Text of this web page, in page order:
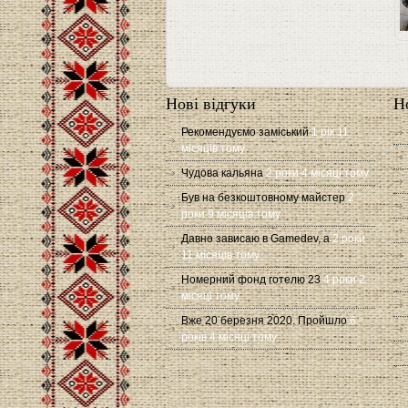
Нові відгуки
Рекомендуємо заміський 1 рік 11
місяців тому
Чудова кальяна 2 роки 4 місяці тому
Був на безкоштовному майстер 2
роки 9 місяців тому
Давно зависаю в Gamedev, а 2 роки
11 місяців тому
Номерний фонд готелю 23 4 роки 2
місяці тому
Вже 20 березня 2020. Пройшло 6
років 4 місяці тому